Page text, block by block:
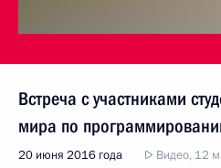
Встреча с участниками
мира по
20 июня 2016 года Видео, 12